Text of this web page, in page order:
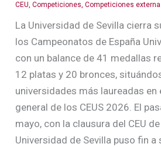
CEU,Competiciones,Competiciones
La Universidad de Sevilla cierra
los Campeonatos de España
con un balance de 41 medallas
12 platas y 20 bronces,
universidades más laureadas en
general de los CEUS 2026. El
mayo, con la clausura del CEU
Universidad de Sevilla puso fin a